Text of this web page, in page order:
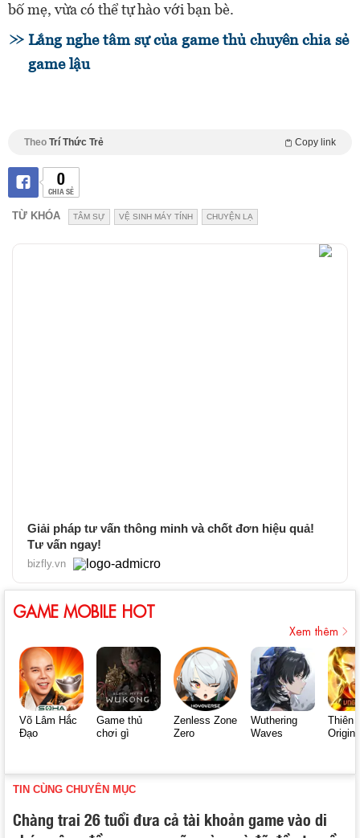
bố mẹ, vừa có thể tự hào với bạn bè.
Lắng nghe tâm sự của game thủ chuyên chia sẻ
game lậu
Theo Trí Thức Trẻ Copy link
0
CHIA SẺ
TỪ KHÓA TÂM SỰ VỆ SINH MÁY TÍNH CHUYỆN LẠ
Giải pháp tư vấn thông minh và chốt đơn hiệu quả!
Tư vấn ngay!
bizfly.vn
GAME MOBILE HOT
Xem thêm
Võ Lâm Hắc
Đạo
Game thủ
chơi gì
Zenless Zone
Zero
Wuthering
Waves
Thiên
Origin
TIN CÙNG CHUYÊN MỤC
Chàng trai 26 tuổi đưa cả tài khoản game vào di